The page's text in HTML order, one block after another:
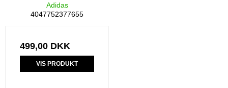
Adidas
4047752377655
499,00 DKK
VIS PRODUKT